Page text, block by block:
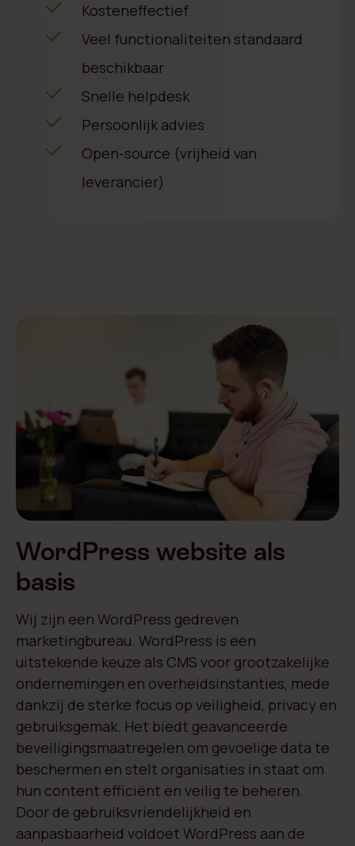
Kosteneffectief
Veel functionaliteiten standaard
beschikbaar
Snelle helpdesk
Persoonlijk advies
Open-source (vrijheid van
leverancier)
WordPress website als
basis
Wij zijn een WordPress gedreven
marketingbureau. WordPress is een
uitstekende keuze als CMS voor grootzakelijke
ondernemingen en overheidsinstanties, mede
dankzij de sterke focus op veiligheid, privacy en
gebruiksgemak. Het biedt geavanceerde
beveiligingsmaatregelen om gevoelige data te
beschermen en stelt organisaties in staat om
hun content efficiënt en veilig te beheren.
Door de gebruiksvriendelijkheid en
aanpasbaarheid voldoet WordPress aan de